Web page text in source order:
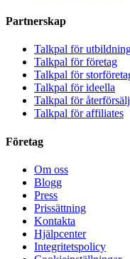
Partnerskap
Talkpal för
Talkpal för företag
Talkpal för
Talkpal för ideella
Talkpal för
Talkpal för affiliates
Företag
Om oss
Blogg
Press
Prissättning
Kontakta
Hjälpcenter
Integritetspolicy